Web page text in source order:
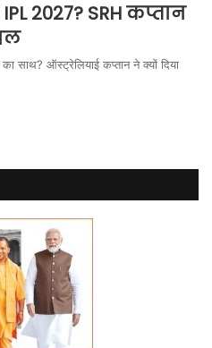
2027? SRH कप्तान
साथ? ऑस्ट्रेलियाई कप्तान ने क्यों दिया